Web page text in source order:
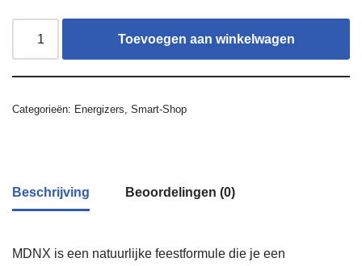
Toevoegen aan winkelwagen
Categorieën: Energizers, Smart-Shop
Beschrijving Beoordelingen (0)
MDNX is een natuurlijke feestformule die je een